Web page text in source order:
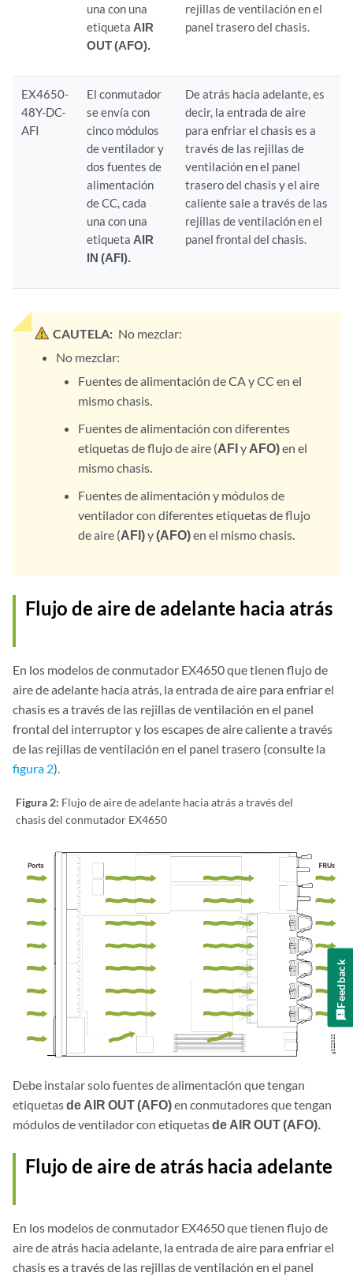
una con una
etiqueta AIR
OUT (AFO).
rejillas de ventilación en el
panel trasero del chasis.
EX4650-
48Y-DC-
AFI
El conmutador
se envía con
cinco módulos
de ventilador y
dos fuentes de
alimentación
de CC, cada
una con una
etiqueta AIR
IN (AFI).
De atrás hacia adelante, es
decir, la entrada de aire
para enfriar el chasis es a
través de las rejillas de
ventilación en el panel
trasero del chasis y el aire
caliente sale a través de las
rejillas de ventilación en el
panel frontal del chasis.
CAUTELA: No mezclar:
No mezclar:
Fuentes de alimentación de CA y CC en el
mismo chasis.
Fuentes de alimentación con diferentes
etiquetas de flujo de aire (AFIy AFO)en el
mismo chasis.
Fuentes de alimentación y módulos de
ventilador con diferentes etiquetas de flujo
de aire (AFI)y(AFO)en el mismo chasis.
Flujo de aire de adelante hacia atrás
En los modelos de conmutador EX4650 que tienen flujo de
aire de adelante hacia atrás, la entrada de aire para enfriar el
chasis es a través de las rejillas de ventilación en el panel
frontal del interruptor y los escapes de aire caliente a través
de las rejillas de ventilación en el panel trasero (consulte la
figura 2).
Figura 2: Flujo de aire de adelante hacia atrás a través del
chasis del conmutador EX4650
Debe instalar solo fuentes de alimentación que tengan
etiquetasde AIR OUT (AFO)en conmutadores que tengan
módulos de ventilador con etiquetasde AIR OUT (AFO).
Flujo de aire de atrás hacia adelante
En los modelos de conmutador EX4650 que tienen flujo de
aire de atrás hacia adelante, la entrada de aire para enfriar el
chasis es a través de las rejillas de ventilación en el panel
Feedback